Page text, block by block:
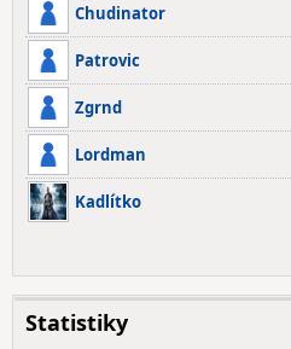
Chudinator
Patrovic
Zgrnd
Lordman
Kadlítko
Statistiky